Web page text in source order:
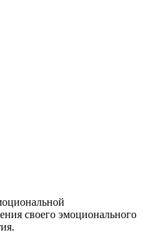
своего эмоционального